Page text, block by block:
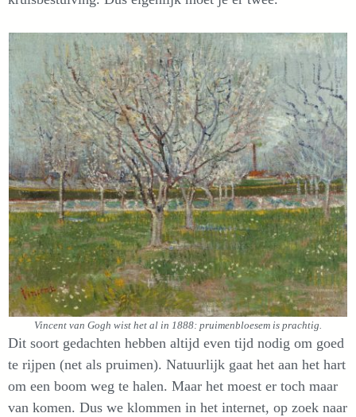
Vincent van Gogh wist het al in 1888: pruimenbloesem is prachtig.
Dit soort gedachten hebben altijd even tijd nodig om goed
te rijpen (net als pruimen). Natuurlijk gaat het aan het hart
om een boom weg te halen. Maar het moest er toch maar
van komen. Dus we klommen in het internet, op zoek naar